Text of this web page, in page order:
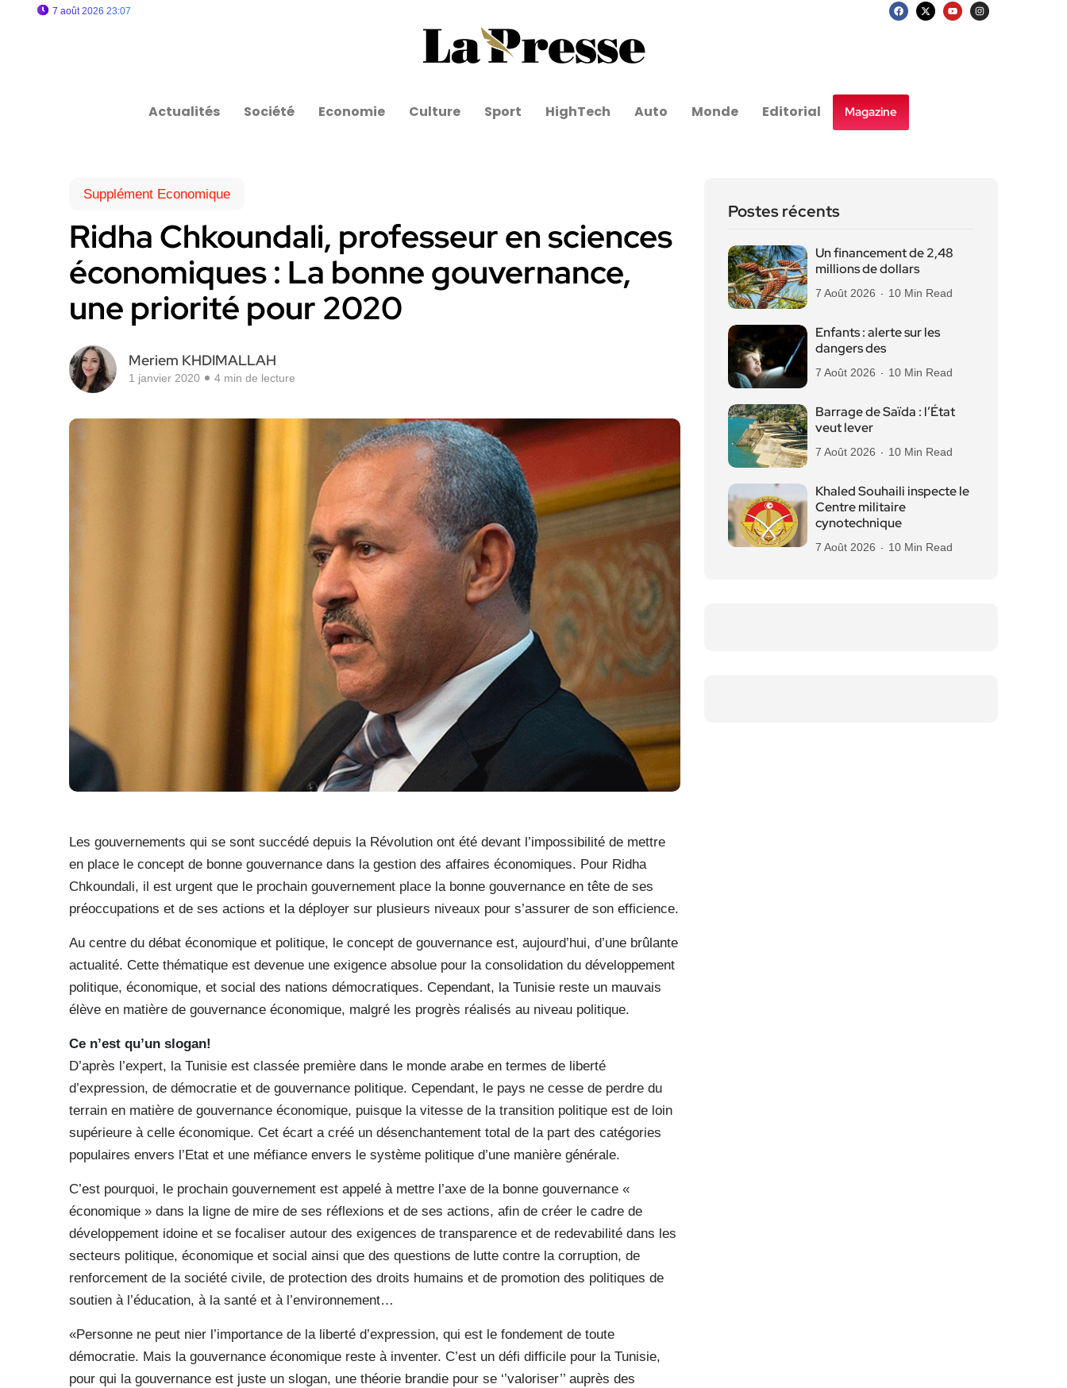
7 août 2026 23:07
Actualités Société Economie Culture Sport HighTech Auto Monde Editorial Magazine
Supplément Economique
Ridha Chkoundali, professeur en sciences
économiques : La bonne gouvernance,
une priorité pour 2020
Meriem KHDIMALLAH
1 janvier 2020 4 min de lecture
Les gouvernements qui se sont succédé depuis la Révolution ont été devant l’impossibilité de mettre
en place le concept de bonne gouvernance dans la gestion des affaires économiques. Pour Ridha
Chkoundali, il est urgent que le prochain gouvernement place la bonne gouvernance en tête de ses
préoccupations et de ses actions et la déployer sur plusieurs niveaux pour s’assurer de son efficience.
Au centre du débat économique et politique, le concept de gouvernance est, aujourd’hui, d’une brûlante
actualité. Cette thématique est devenue une exigence absolue pour la consolidation du développement
politique, économique, et social des nations démocratiques. Cependant, la Tunisie reste un mauvais
élève en matière de gouvernance économique, malgré les progrès réalisés au niveau politique.
Ce n’est qu’un slogan!
D’après l’expert, la Tunisie est classée première dans le monde arabe en termes de liberté
d’expression, de démocratie et de gouvernance politique. Cependant, le pays ne cesse de perdre du
terrain en matière de gouvernance économique, puisque la vitesse de la transition politique est de loin
supérieure à celle économique. Cet écart a créé un désenchantement total de la part des catégories
populaires envers l’Etat et une méfiance envers le système politique d’une manière générale.
C’est pourquoi, le prochain gouvernement est appelé à mettre l’axe de la bonne gouvernance «
économique » dans la ligne de mire de ses réflexions et de ses actions, afin de créer le cadre de
développement idoine et se focaliser autour des exigences de transparence et de redevabilité dans les
secteurs politique, économique et social ainsi que des questions de lutte contre la corruption, de
renforcement de la société civile, de protection des droits humains et de promotion des politiques de
soutien à l’éducation, à la santé et à l’environnement…
«Personne ne peut nier l’importance de la liberté d’expression, qui est le fondement de toute
démocratie. Mais la gouvernance économique reste à inventer. C’est un défi difficile pour la Tunisie,
pour qui la gouvernance est juste un slogan, une théorie brandie pour se ‘’valoriser’’ auprès des
Postes récents
Un financement de 2,48
millions de dollars
7 Août 2026 10 Min Read
Enfants : alerte sur les
dangers des
7 Août 2026 10 Min Read
Barrage de Saïda : l’État
veut lever
7 Août 2026 10 Min Read
Khaled Souhaili inspecte le
Centre militaire
cynotechnique
7 Août 2026 10 Min Read